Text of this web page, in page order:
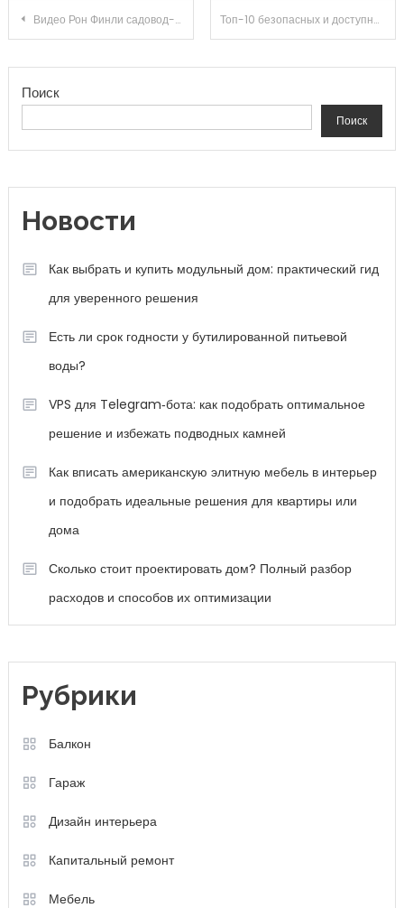
Навигация по записям
Видео Рон Финли садовод-самородок об урбанистическом фермерстве Топ-10 безопасных и доступных авиакомпаний
Поиск
Поиск
Новости
Как выбрать и купить модульный дом: практический гид
для уверенного решения
Есть ли срок годности у бутилированной питьевой
воды?
VPS для Telegram‑бота: как подобрать оптимальное
решение и избежать подводных камней
Как вписать американскую элитную мебель в интерьер
и подобрать идеальные решения для квартиры или
дома
Сколько стоит проектировать дом? Полный разбор
расходов и способов их оптимизации
Рубрики
Балкон
Гараж
Дизайн интерьера
Капитальный ремонт
Мебель